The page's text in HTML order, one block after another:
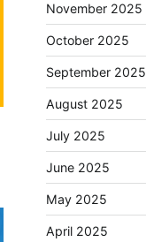
November 2025
October 2025
September 2025
August 2025
July 2025
June 2025
May 2025
April 2025